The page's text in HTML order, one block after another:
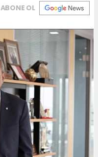
ABONE OL